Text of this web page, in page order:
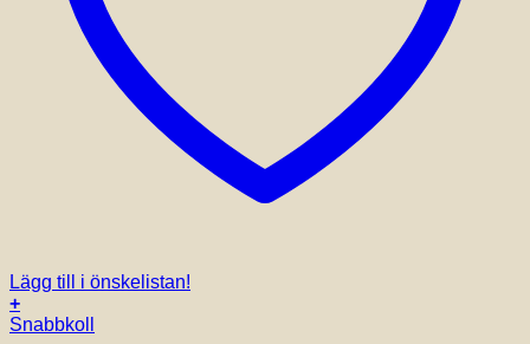
Lägg till i önskelistan!
+
Snabbkoll